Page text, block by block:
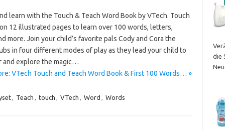
learn with the Touch & Teach Word Book by VTech. Touch
12 illustrated pages to learn over 100 words, letters,
more. Join your child’s favorite pals Cody and Cora the
in four different modes of play as they lead your child to
and explore the magic…
VTech Touch and Teach Word Book & First 100 Words… »
, Teach , touch , VTech , Word , Words
die